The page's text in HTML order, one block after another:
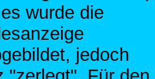
wurde die
jedoch